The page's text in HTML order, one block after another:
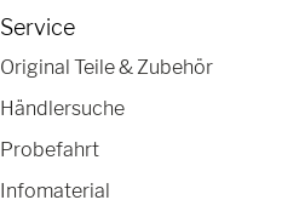
Service
Original Teile & Zubehör
Händlersuche
Probefahrt
Infomaterial